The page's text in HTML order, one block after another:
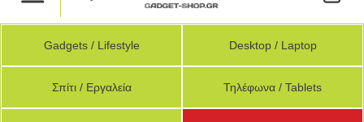
Gadgets / Lifestyle Desktop / Laptop
Σπίτι / Εργαλεία Τηλέφωνα / Tablets